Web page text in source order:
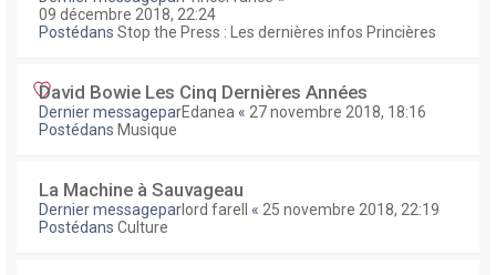
09 décembre 2018, 22:24
Postédans Stop the Press : Les dernières infos Princières
David Bowie Les Cinq Dernières Années
Dernier messageparEdanea « 27 novembre 2018, 18:16
Postédans Musique
La Machine à Sauvageau
Dernier messageparlord farell « 25 novembre 2018, 22:19
Postédans Culture